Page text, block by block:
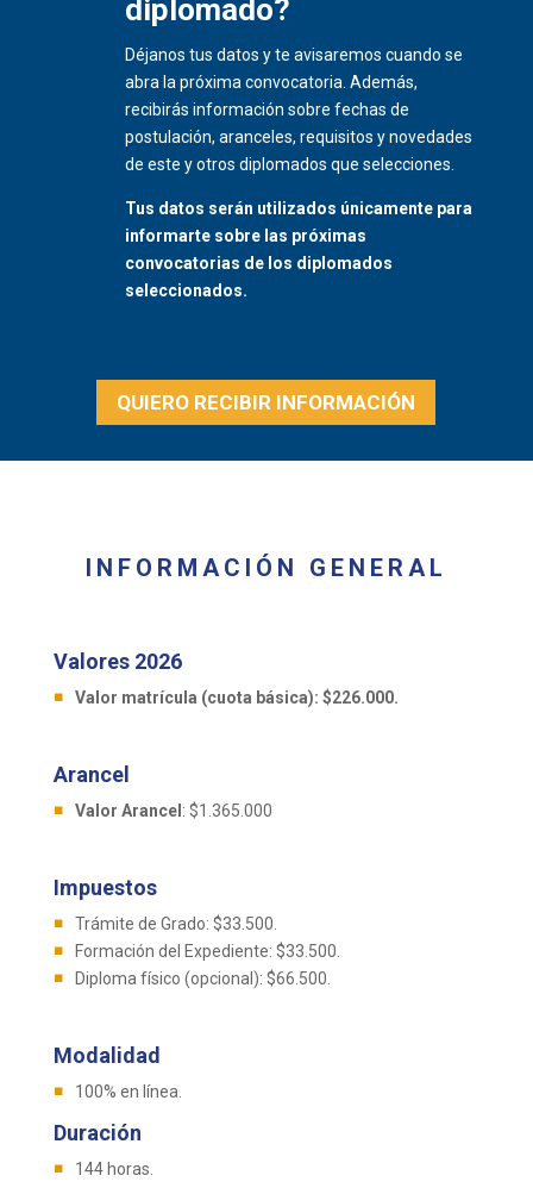
diplomado?
Déjanos tus datos y te avisaremos cuando se
abra la próxima convocatoria. Además,
recibirás información sobre fechas de
postulación, aranceles, requisitos y novedades
de este y otros diplomados que selecciones.
Tus datos serán utilizados únicamente para
informarte sobre las próximas
convocatorias de los diplomados
seleccionados.
QUIERO RECIBIR INFORMACIÓN
INFORMACIÓN GENERAL
Valores 2026
Valor matrícula (cuota básica): $226.000.
Arancel
Valor Arancel : $1.365.000
Impuestos
Trámite de Grado: $33.500.
Formación del Expediente: $33.500.
Diploma físico (opcional): $66.500.
Modalidad
100% en línea.
Duración
144 horas.